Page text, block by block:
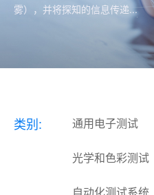
雾），并将探知的信息传递...
类别: 通用电子测试
光学和色彩测试